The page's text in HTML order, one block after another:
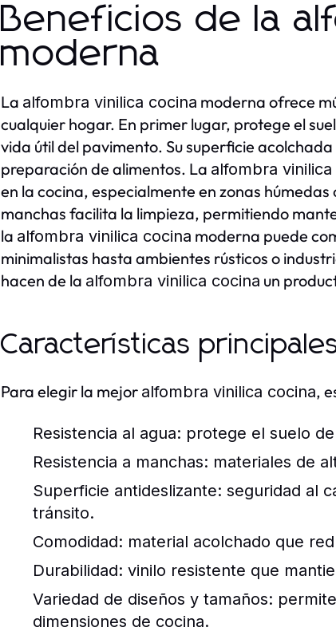
Beneficios de la
moderna
La alfombra vinilica cocina moderna ofrece
cualquier hogar. En primer lugar, protege el
vida útil del pavimento. Su superficie
preparación de alimentos. La alfombra vinilica
en la cocina, especialmente en zonas
manchas facilita la limpieza, permitiendo
la alfombra vinilica cocina moderna puede
minimalistas hasta ambientes rústicos o
hacen de la alfombra vinilica cocina un
Características
Para elegir la mejor alfombra vinilica cocina,
Resistencia al agua: protege el suelo
Resistencia a manchas: materiales de
Superficie antideslizante: seguridad al
tránsito.
Comodidad: material acolchado que
Durabilidad: vinilo resistente que
Variedad de diseños y tamaños:
dimensiones de cocina.